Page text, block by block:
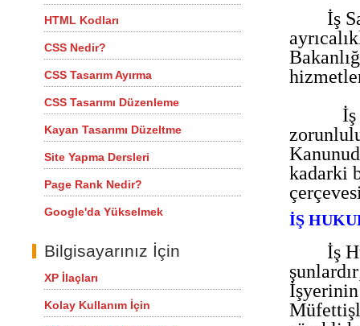
HTML Kodları
CSS Nedir?
CSS Tasarım Ayırma
CSS Tasarımı Düzenleme
Kayan Tasarımı Düzeltme
Site Yapma Dersleri
Page Rank Nedir?
Google'da Yükselmek
Bilgisayarınız İçin
XP İlaçları
Kolay Kullanım İçin
İş
kadarki
İŞ
İş
İşyerinin